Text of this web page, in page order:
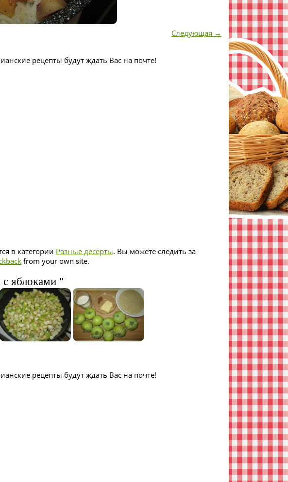
Следующая →
рецепты будут ждать Вас на почте!
в категории Разные десерты. Вы можете следить за
from your own site.
яблоками "
рецепты будут ждать Вас на почте!